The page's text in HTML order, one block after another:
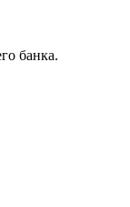
банка.